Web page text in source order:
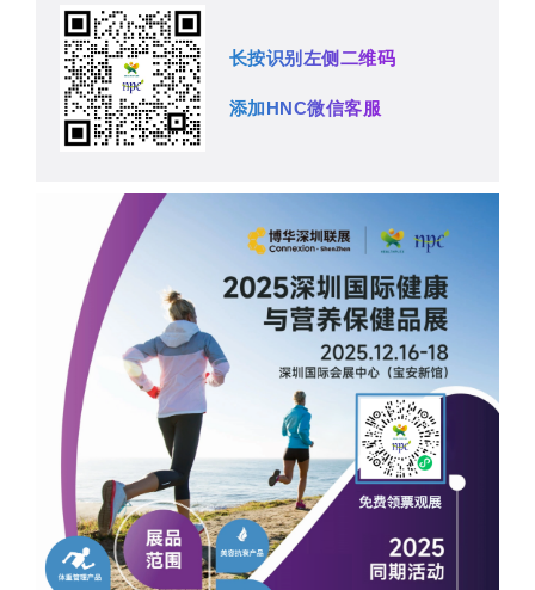
长按识别左侧二维码
添加HNC微信客服